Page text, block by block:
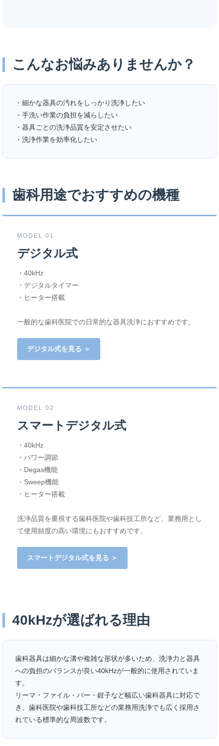
こんなお悩みありませんか？
・細かな器具の汚れをしっかり洗浄したい
・手洗い作業の負担を減らしたい
・器具ごとの洗浄品質を安定させたい
・洗浄作業を効率化したい
歯科用途でおすすめの機種
MODEL 01
デジタル式
・40kHz
・デジタルタイマー
・ヒーター搭載
一般的な歯科医院での日常的な器具洗浄におすすめです。
デジタル式を見る ＞
MODEL 02
スマートデジタル式
・40kHz
・パワー調節
・Degas機能
・Sweep機能
・ヒーター搭載
洗浄品質を重視する歯科医院や歯科技工所など、業務用とし
て使用頻度の高い環境にもおすすめです。
スマートデジタル式を見る ＞
40kHzが選ばれる理由
歯科器具は細かな溝や複雑な形状が多いため、洗浄力と器具
への負担のバランスが良い40kHzが一般的に使用されていま
す。
リーマ・ファイル・バー・鉗子など幅広い歯科器具に対応で
き、歯科医院や歯科技工所などの業務用洗浄でも広く採用さ
れている標準的な周波数です。